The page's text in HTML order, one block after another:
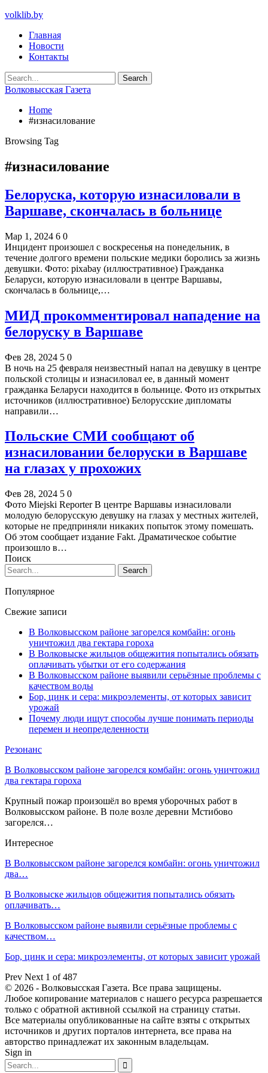
volklib.by
Главная
Новости
Контакты
Волковысская Газета
Home
#изнасилование
Browsing Tag
#изнасилование
Белоруска, которую изнасиловали в
Варшаве, скончалась в больнице
Мар 1, 2024 6 0
Инцидент произошел с воскресенья на понедельник, в
течение долгого времени польские медики боролись за жизнь
девушки. Фото: pixabay (иллюстративное) Гражданка
Беларуси, которую изнасиловали в центре Варшавы,
скончалась в больнице,…
МИД прокомментировал нападение на
белоруску в Варшаве
Фев 28, 2024 5 0
В ночь на 25 февраля неизвестный напал на девушку в центре
польской столицы и изнасиловал ее, в данный момент
гражданка Беларуси находится в больнице. Фото из открытых
источников (иллюстративное) Белорусские дипломаты
направили…
Польские СМИ сообщают об
изнасиловании белоруски в Варшаве
на глазах у прохожих
Фев 28, 2024 5 0
Фото Miejski Reporter В центре Варшавы изнасиловали
молодую белорусскую девушку на глазах у местных жителей,
которые не предприняли никаких попыток этому помешать.
Об этом сообщает издание Fakt. Драматическое событие
произошло в…
Поиск
Популярное
Свежие записи
В Волковысском районе загорелся комбайн: огонь
уничтожил два гектара гороха
В Волковыске жильцов общежития попытались обязать
оплачивать убытки от его содержания
В Волковысском районе выявили серьёзные проблемы с
качеством воды
Бор, цинк и сера: микроэлементы, от которых зависит
урожай
Почему люди ищут способы лучше понимать периоды
перемен и неопределенности
Резонанс
В Волковысском районе загорелся комбайн: огонь уничтожил
два гектара гороха
Крупный пожар произошёл во время уборочных работ в
Волковысском районе. В поле возле деревни Мстибово
загорелся…
Интересное
В Волковысском районе загорелся комбайн: огонь уничтожил
два…
В Волковыске жильцов общежития попытались обязать
оплачивать…
В Волковысском районе выявили серьёзные проблемы с
качеством…
Бор, цинк и сера: микроэлементы, от которых зависит урожай
Prev Next 1 of 487
© 2026 - Волковысская Газета. Все права защищены.
Любое копирование материалов с нашего ресурса разрешается
только с обратной активной ссылкой на страницу статьи.
Все материалы опубликованные на сайте взяты с открытых
источников и других порталов интернета, все права на
авторство принадлежат их законным владельцам.
Sign in